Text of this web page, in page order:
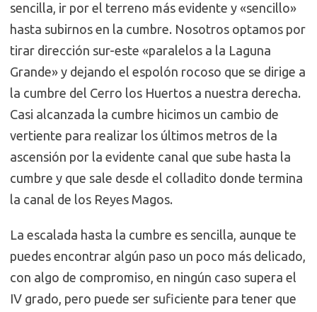
sencilla, ir por el terreno más evidente y «sencillo»
hasta subirnos en la cumbre. Nosotros optamos por
tirar dirección sur-este «paralelos a la Laguna
Grande» y dejando el espolón rocoso que se dirige a
la cumbre del Cerro los Huertos a nuestra derecha.
Casi alcanzada la cumbre hicimos un cambio de
vertiente para realizar los últimos metros de la
ascensión por la evidente canal que sube hasta la
cumbre y que sale desde el colladito donde termina
la canal de los Reyes Magos.
La escalada hasta la cumbre es sencilla, aunque te
puedes encontrar algún paso un poco más delicado,
con algo de compromiso, en ningún caso supera el
IV grado, pero puede ser suficiente para tener que